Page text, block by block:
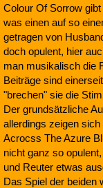
Colour Of Sorrow
was einen auf so
getragen von
doch opulent, hier
man musikalisch die
Beiträge sind
"brechen" sie die
Der grundsätzliche
allerdings zeigen
Acrocss The Azure
nicht ganz so
und Reuter etwas
Das Spiel der beiden